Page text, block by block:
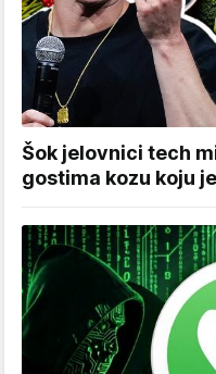
Šok jelovnici tech
gostima kozu koju